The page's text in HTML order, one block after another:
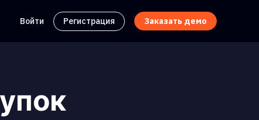
Войти Регистрация Заказать демо